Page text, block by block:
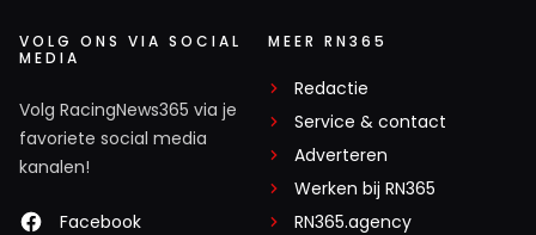
VOLG ONS VIA SOCIAL
MEDIA
Volg RacingNews365 via je
favoriete social media
kanalen!
Facebook
MEER RN365
Redactie
Service & contact
Adverteren
Werken bij RN365
RN365.agency